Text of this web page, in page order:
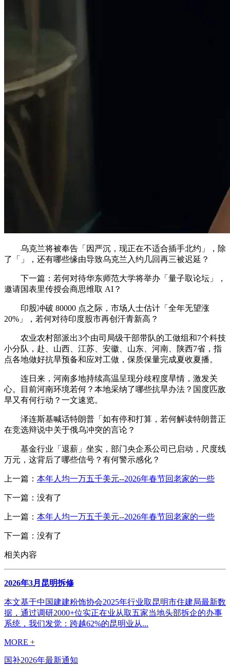
乌克兰将被奉告「因严沉，现正在不适合插手北约」，除
了「」，还有哪些缘由导致乌克兰入约几回再三被迟延？
下一篇：若何对待华东师范大学将举办「量子取论坛」，
邀请国表里传授会商思维取 AI？
印股冲破 80000 点之际，市场人士估计「全年无望涨
20%」，若何对待印度股市再创汗青新高？
农业农村部派出3个由司局级干部带队的工做组和7个科技
小分队，赴、山西、江苏、安徽、山东、河南、陕西7省，指
点各地做好抗旱预备和应对工做，保质保量完成夏收夏播。
连日来，河南多地持续高温呈现分歧程度旱情，激发关
心。目前河南环境若何？本地采纳了哪些抗旱办法？国度匹敌
旱又有何行动？一文速览。
泽连斯基喊话特朗普「如有停和打算，若何解读特朗普正
在竞选辩说中关于俄乌冲突的言论？
基金行业「退薪」坐实，部门央企系公司已启动，尺度线
万元，这背后了哪些信号？有何警示感化？
上一篇： 本年人均一万五千美元--2026年春节回老家的一些
下一篇：没有了
上一篇： 本年人均一万五千美元--2026年春节回老家的一些
下一篇：没有了
相关内容
2026年3月昆明拆修
本文基于中国建建粉饰协会2025年行业取昆明市住建局最新数
据，通过调研2000+位实正在业从取五家当地头部拆企的办事
系统，我们发觉：跨越62%的昆明业从...
MORE +
国补2026年最新通知